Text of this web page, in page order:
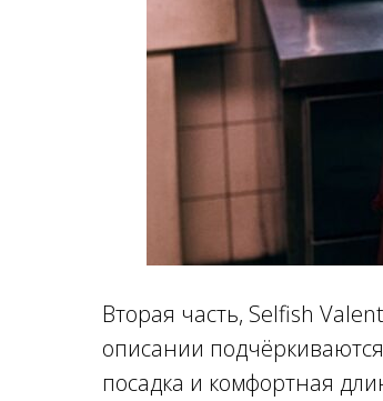
Вторая часть, Selfish
описании
посадка и комфортная